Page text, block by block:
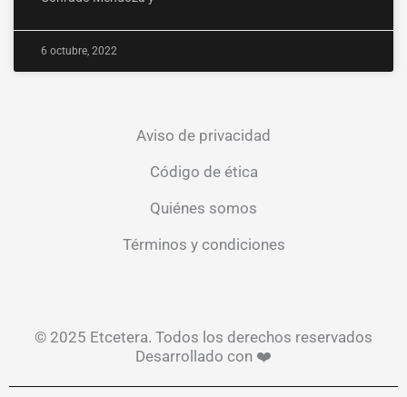
6 octubre, 2022
Aviso de privacidad
Código de ética
Quiénes somos
Términos y condiciones
© 2025 Etcetera. Todos los derechos reservados
Desarrollado con ❤️